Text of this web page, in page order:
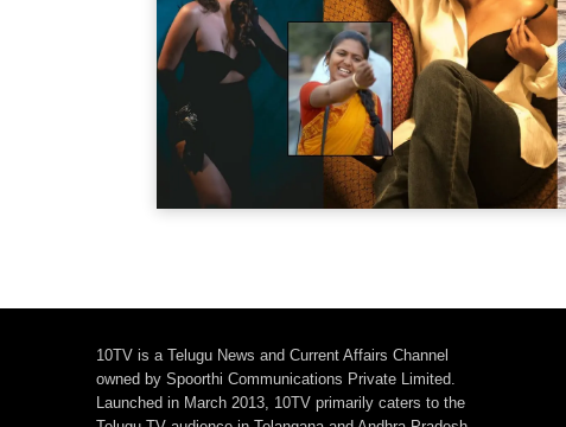
10TV is a Telugu News and Current Affairs Channel
owned by Spoorthi Communications Private Limited.
Launched in March 2013, 10TV primarily caters to the